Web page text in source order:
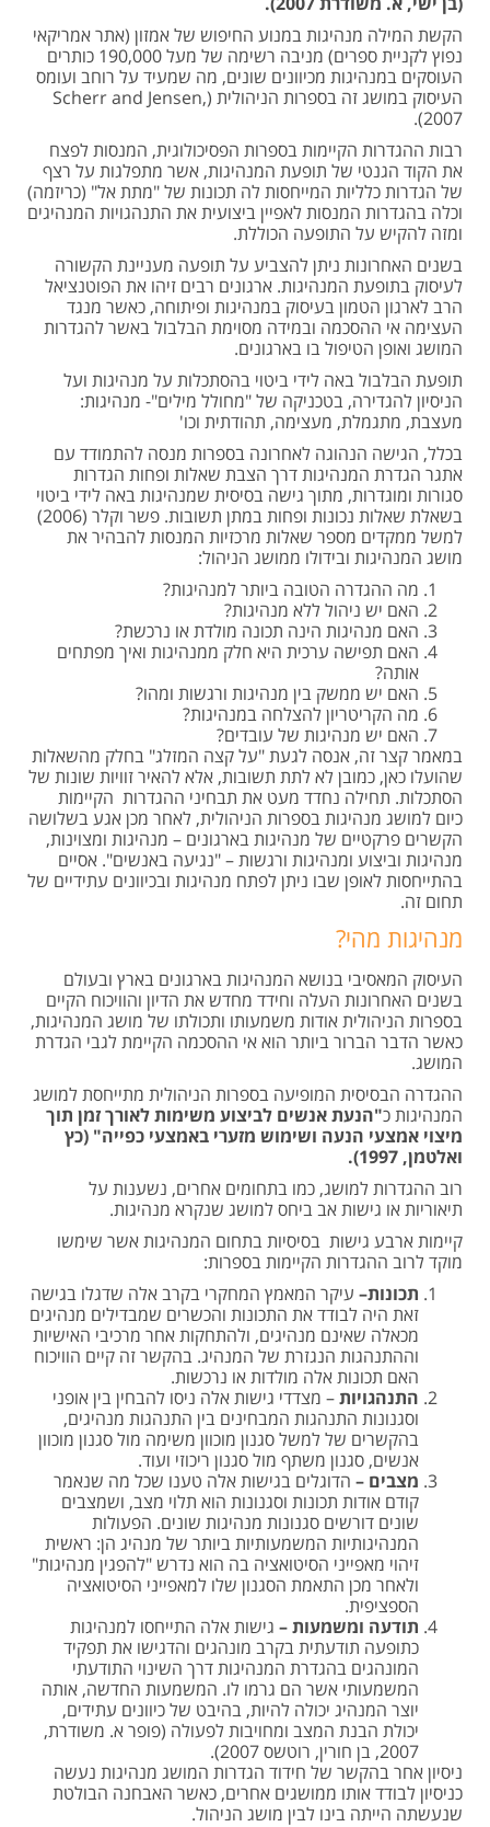
הקשת המילה מנהיגות במנוע החיפוש של אמזון (אתר אמריקאי
נפוץ לקניית ספרים) מניבה רשימה של מעל 190,000 כותרים
העוסקים במנהיגות מכיוונים שונים, מה שמעיד על רוחב ועומס
העיסוק במושג זה בספרות הניהולית (Scherr and Jensen,
2007).
רבות ההגדרות הקיימות בספרות הפסיכולוגית, המנסות לפצח
את הקוד הגנטי של תופעת המנהיגות, אשר מתפלגות על רצף
של הגדרות כלליות המייחסות לה תכונות של "מתת אל" (כריזמה)
וכלה בהגדרות המנסות לאפיין ביצועית את התנהגויות המנהיגים
ומזה להקיש על התופעה הכוללת.
בשנים האחרונות ניתן להצביע על תופעה מעניינת הקשורה
לעיסוק בתופעת המנהיגות. ארגונים רבים זיהו את הפוטנציאל
הרב לארגון הטמון בעיסוק במנהיגות ופיתוחה, כאשר מנגד
העצימה אי ההסכמה ובמידה מסוימת הבלבול באשר להגדרות
המושג ואופן הטיפול בו בארגונים.
תופעת הבלבול באה לידי ביטוי בהסתכלות על מנהיגות ועל
הניסיון להגדירה, בטכניקה של "מחולל מילים"- מנהיגות:
מעצבת, מתגמלת, מעצימה, תהודתית וכו'
בכלל, הגישה הנהוגה לאחרונה בספרות מנסה להתמודד עם
אתגר הגדרת המנהיגות דרך הצבת שאלות ופחות הגדרות
סגורות ומוגדרות, מתוך גישה בסיסית שמנהיגות באה לידי ביטוי
בשאלת שאלות נכונות ופחות במתן תשובות. פשר וקלר (2006)
למשל ממקדים מספר שאלות מרכזיות המנסות להבהיר את
מושג המנהיגות ובידולו ממושג הניהול:
מה ההגדרה הטובה ביותר למנהיגות?
האם יש ניהול ללא מנהיגות?
האם מנהיגות הינה תכונה מולדת או נרכשת?
האם תפישה ערכית היא חלק ממנהיגות ואיך מפתחים
אותה?
האם יש ממשק בין מנהיגות ורגשות ומהו?
מה הקריטריון להצלחה במנהיגות?
האם יש מנהיגות של עובדים?
במאמר קצר זה, אנסה לגעת "על קצה המזלג" בחלק מהשאלות
שהועלו כאן, כמובן לא לתת תשובות, אלא להאיר זוויות שונות של
הסתכלות. תחילה נחדד מעט את תבחיני ההגדרות הקיימות
כיום למושג מנהיגות בספרות הניהולית, לאחר מכן אגע בשלושה
הקשרים פרקטיים של מנהיגות בארגונים – מנהיגות ומצוינות,
מנהיגות וביצוע ומנהיגות ורגשות – "נגיעה באנשים". אסיים
בהתייחסות לאופן שבו ניתן לפתח מנהיגות ובכיוונים עתידיים של
תחום זה.
מנהיגות מהי?
העיסוק המאסיבי בנושא המנהיגות בארגונים בארץ ובעולם
בשנים האחרונות העלה וחידד מחדש את הדיון והוויכוח הקיים
בספרות הניהולית אודות משמעותו ותכולתו של מושג המנהיגות,
כאשר הדבר הברור ביותר הוא אי ההסכמה הקיימת לגבי הגדרת
המושג.
ההגדרה הבסיסית המופיעה בספרות הניהולית מתייחסת למושג
המנהיגות כ"הנעת אנשים לביצוע משימות לאורך זמן תוך
מיצוי אמצעי הנעה ושימוש מזערי באמצעי כפייה" (כץ
ואלטמן, 1997).
רוב ההגדרות למושג, כמו בתחומים אחרים, נשענות על
תיאוריות או גישות אב ביחס למושג שנקרא מנהיגות.
קיימות ארבע גישות בסיסיות בתחום המנהיגות אשר שימשו
מוקד לרוב ההגדרות הקיימות בספרות:
תכונות– עיקר המאמץ המחקרי בקרב אלה שדגלו בגישה
זאת היה לבודד את התכונות והכשרים שמבדילים מנהיגים
מכאלה שאינם מנהיגים, ולהתחקות אחר מרכיבי האישיות
וההתנהגות הנגזרת של המנהיג. בהקשר זה קיים הוויכוח
האם תכונות אלה מולדות או נרכשות.
התנהגויות– מצדדי גישות אלה ניסו להבחין בין אופני
וסגנונות התנהגות המבחינים בין התנהגות מנהיגים,
בהקשרים של למשל סגנון מוכוון משימה מול סגנון מוכוון
אנשים, סגנון משתף מול סגנון ריכוזי ועוד.
מצבים – הדוגלים בגישות אלה טענו שכל מה שנאמר
קודם אודות תכונות וסגנונות הוא תלוי מצב, ושמצבים
שונים דורשים סגנונות מנהיגות שונים. הפעולות
המנהיגותיות המשמעותיות ביותר של מנהיג הן: ראשית
זיהוי מאפייני הסיטואציה בה הוא נדרש "להפגין מנהיגות"
ולאחר מכן התאמת הסגנון שלו למאפייני הסיטואציה
הספציפית.
תודעה ומשמעות – גישות אלה התייחסו למנהיגות
כתופעה תודעתית בקרב מונהגים והדגישו את תפקיד
המונהגים בהגדרת המנהיגות דרך השינוי התודעתי
המשמעותי אשר הם גרמו לו. המשמעות החדשה, אותה
יוצר המנהיג יכולה להיות, בהיבט של כיוונים עתידים,
יכולת הבנת המצב ומחויבות לפעולה (פופר א. משודרת,
2007, בן חורין, רוטשס 2007).
ניסיון אחר בהקשר של חידוד הגדרות המושג מנהיגות נעשה
כניסיון לבודד אותו ממושגים אחרים, כאשר האבחנה הבולטת
שנעשתה הייתה בינו לבין מושג הניהול.